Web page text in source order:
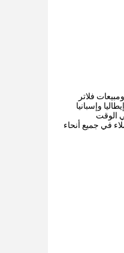
فلاتر
وإسبانيا
الوقت
في جميع أنحاء